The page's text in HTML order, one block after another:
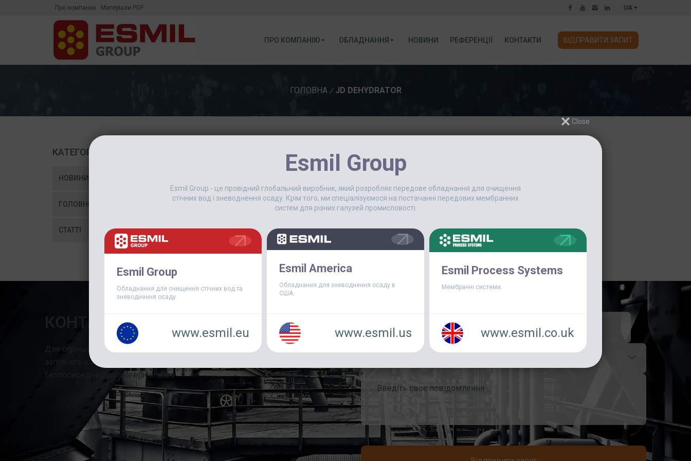
Про компанію Матеріали PDF UA
ПРО КОМПАНІЮ ОБЛАДНАННЯ НОВИНИ РЕФЕРЕНЦІЇ КОНТАКТИ ВІДПРАВИТИ ЗАПИТ
ГОЛОВНА/JD DEHYDRATOR
Наша команда вже отримала звіт про помилку та виправить її якнайскоріше!
Дякую заздалегідь!
КАТЕГОРІЇ
НОВИНИ
ГОЛОВНІ НОВИНИ
СТАТТІ
КОНТАКТНА ФОРМА
Для отримання додаткової інформації або запитань, будь ласка,
заповніть контактну форму або надішліть електронного листа Esmil
безпосередньо на sales@esmil.eu
Esmil Group
Esmil Group - це провідний глобальний виробник, який розробляє передове обладнання для очищення
стічних вод і зневоднення осаду. Крім того, ми спеціалізуємося на постачанні передових мембранних
систем для різних галузей промисловості.
Esmil Group
Обладнання для очищення стічних вод та
зневоднення осаду.
www.esmil.eu
Esmil America
Обладнання для зневоднення осаду в
США.
www.esmil.us
Esmil Process Systems
Мембранні системи.
www.esmil.co.uk